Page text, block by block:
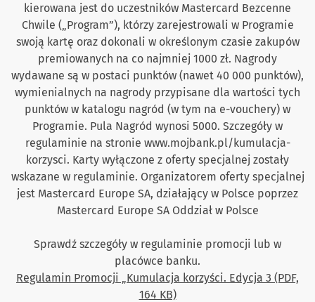
kierowana jest do uczestników Mastercard Bezcenne
Chwile („Program”), którzy zarejestrowali w Programie
swoją kartę oraz dokonali w określonym czasie zakupów
premiowanych na co najmniej 1000 zł. Nagrody
wydawane są w postaci punktów (nawet 40 000 punktów),
wymienialnych na nagrody przypisane dla wartości tych
punktów w katalogu nagród (w tym na e-vouchery) w
Programie. Pula Nagród wynosi 5000. Szczegóły w
regulaminie na stronie www.mojbank.pl/kumulacja-
korzysci. Karty wyłączone z oferty specjalnej zostały
wskazane w regulaminie. Organizatorem oferty specjalnej
jest Mastercard Europe SA, działający w Polsce poprzez
Mastercard Europe SA Oddział w Polsce
Sprawdź szczegóły w regulaminie promocji lub w
placówce banku.
Regulamin Promocji „Kumulacja korzyści. Edycja 3 (PDF,
164 KB)